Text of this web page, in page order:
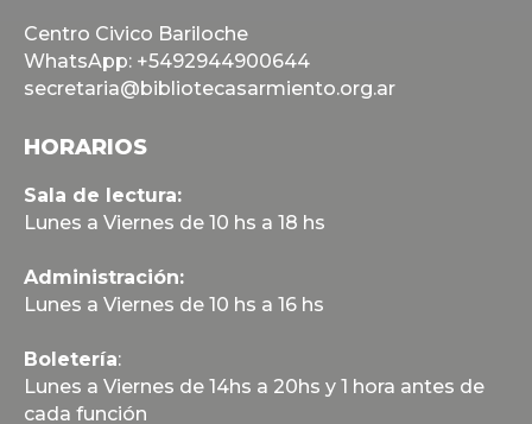
Centro Civico Bariloche
WhatsApp: +5492944900644
secretaria@bibliotecasarmiento.org.ar
HORARIOS
Sala de lectura:
Lunes a Viernes de 10 hs a 18 hs
Administración:
Lunes a Viernes de 10 hs a 16 hs
Boletería:
Lunes a Viernes de 14hs a 20hs y 1 hora antes de
cada función